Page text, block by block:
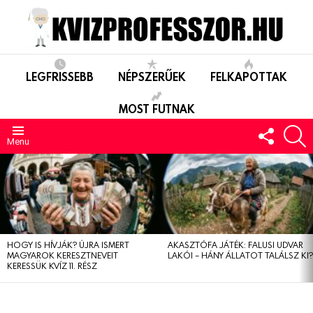
LEGFRISSEBB NÉPSZERŰEK FELKAPOTTAK
MOST FUTNAK
Menu
US
LEGUTÓBBIAK
HOGY IS HÍVJÁK? ÚJRA ISMERT
MAGYAROK KERESZTNEVEIT
KERESSÜK KVÍZ 11. RÉSZ
AKASZTÓFA JÁTÉK: FALUSI UDVAR
LAKÓI – HÁNY ÁLLATOT TALÁLSZ KI?